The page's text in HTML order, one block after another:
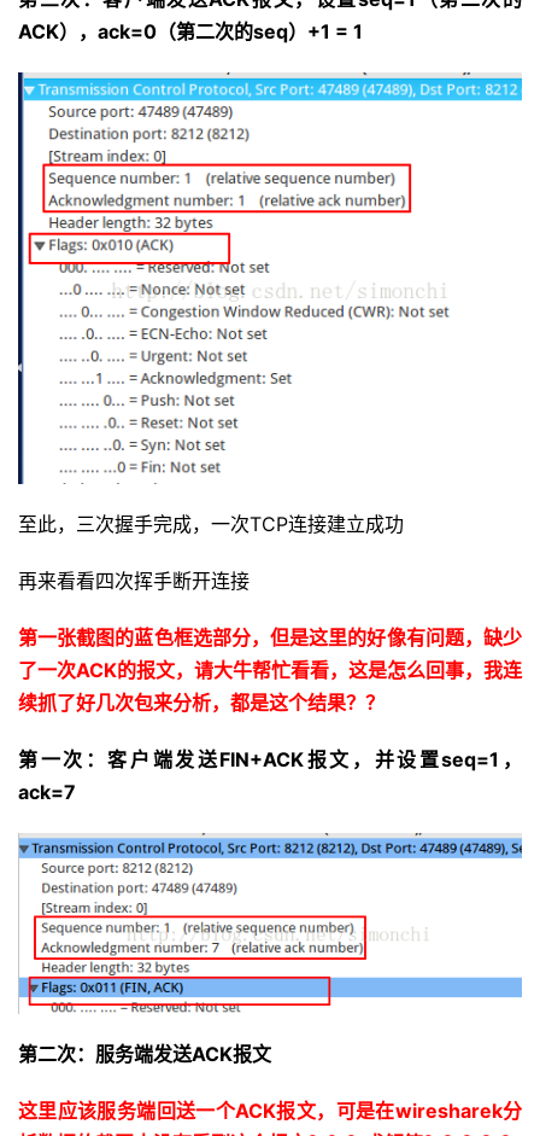
ACK），ack=0（第二次的seq）+1 = 1
至此，三次握手完成，一次TCP连接建立成功
再来看看四次挥手断开连接
第一张截图的蓝色框选部分，但是这里的好像有问题，缺少
了一次ACK的报文，请大牛帮忙看看，这是怎么回事，我连
续抓了好几次包来分析，都是这个结果？？
第一次：客户端发送FIN+ACK报文，并设置seq=1，
ack=7
第二次：服务端发送ACK报文
这里应该服务端回送一个ACK报文，可是在wiresharek分